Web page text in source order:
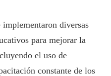
diversas
para mejorar la
el uso de
constante de los